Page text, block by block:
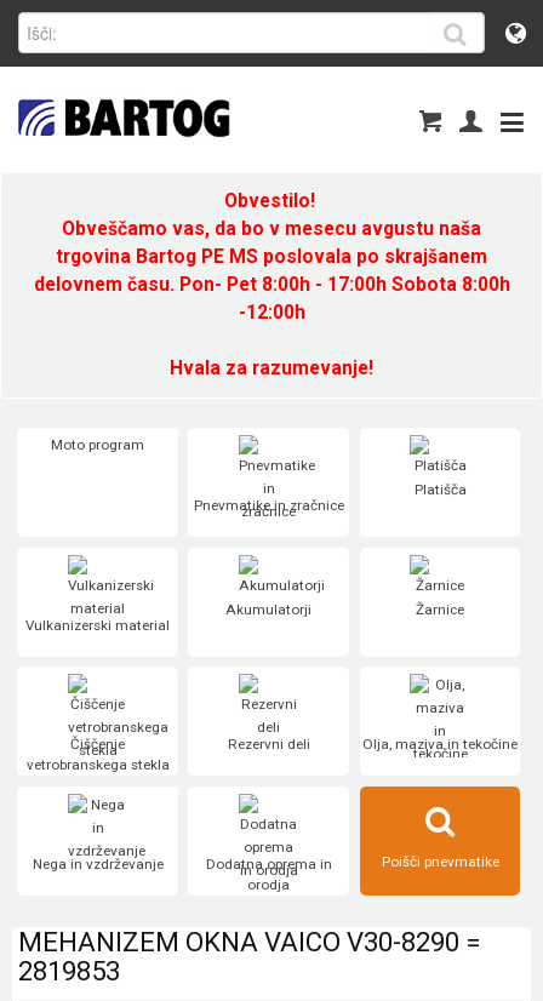
Obvestilo!
Obveščamo vas, da bo v mesecu avgustu naša
trgovina Bartog PE MS poslovala po skrajšanem
delovnem času. Pon- Pet 8:00h - 17:00h Sobota 8:00h
-12:00h
Hvala za razumevanje!
Moto program
Pnevmatike in zračnice
Platišča
Vulkanizerski material
Akumulatorji Žarnice
Čiščenje
vetrobranskega stekla
Rezervni deli Olja, maziva in tekočine
Nega in vzdrževanje
Dodatna oprema in
orodja
Poišči pnevmatike
MEHANIZEM OKNA VAICO V30-8290 =
2819853